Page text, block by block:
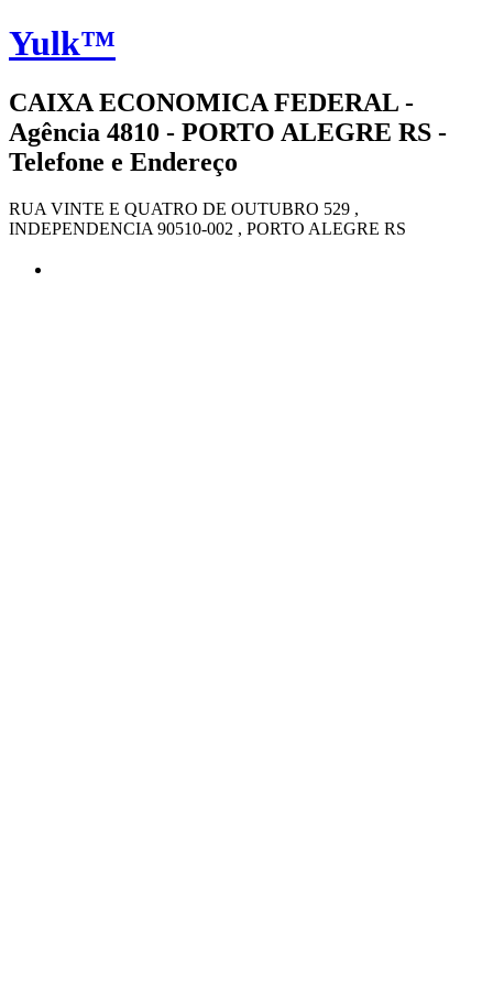
Yulk™
CAIXA ECONOMICA FEDERAL -
Agência 4810 - PORTO ALEGRE RS -
Telefone e Endereço
RUA VINTE E QUATRO DE OUTUBRO 529 ,
INDEPENDENCIA 90510-002 , PORTO ALEGRE RS